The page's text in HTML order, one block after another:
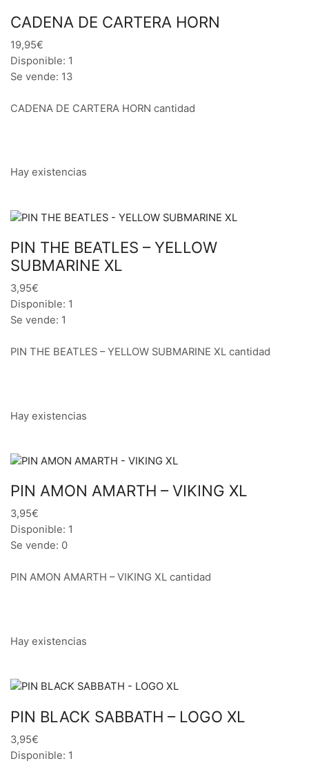
CADENA DE CARTERA HORN
19,95€
Disponible: 1
Se vende: 13
CADENA DE CARTERA HORN cantidad
Hay existencias
PIN THE BEATLES – YELLOW
SUBMARINE XL
3,95€
Disponible: 1
Se vende: 1
PIN THE BEATLES – YELLOW SUBMARINE XL cantidad
Hay existencias
PIN AMON AMARTH – VIKING XL
3,95€
Disponible: 1
Se vende: 0
PIN AMON AMARTH – VIKING XL cantidad
Hay existencias
PIN BLACK SABBATH – LOGO XL
3,95€
Disponible: 1